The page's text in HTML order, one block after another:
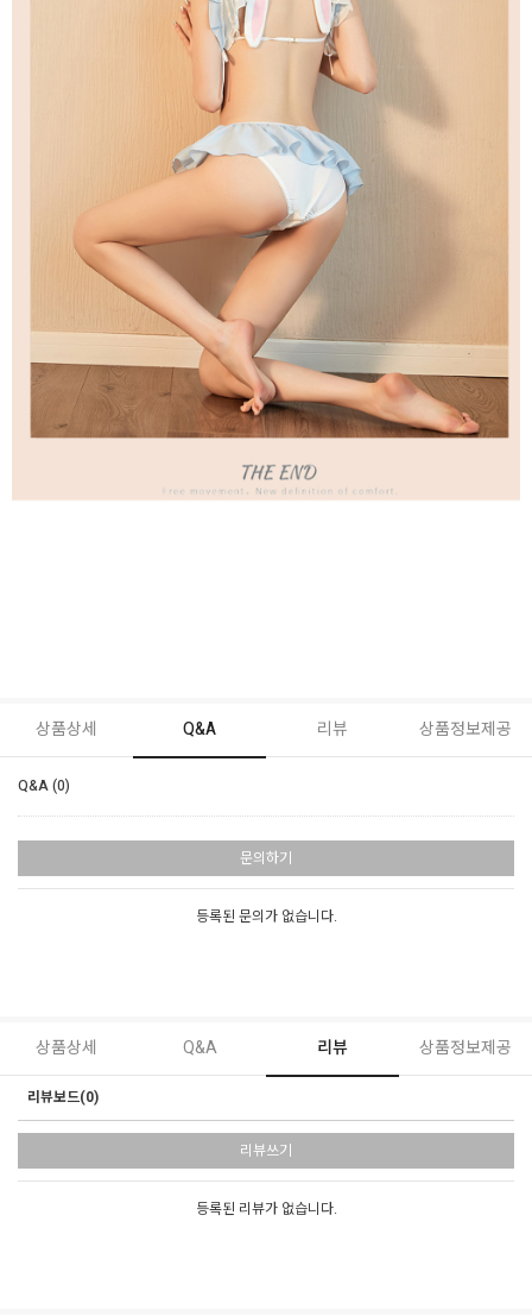
상품상세 Q&A 리뷰 상품정보제공
Q&A (0)
문의하기
등록된 문의가 없습니다.
상품상세 Q&A 리뷰 상품정보제공
리뷰보드(0)
리뷰쓰기
등록된 리뷰가 없습니다.